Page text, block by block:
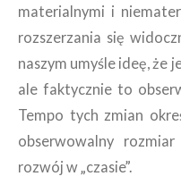
materialnymi i
rozszerzania się
naszym umyśle ideę, że
ale faktycznie to
Tempo tych zmian
obserwowalny
rozwój w „czasie”.